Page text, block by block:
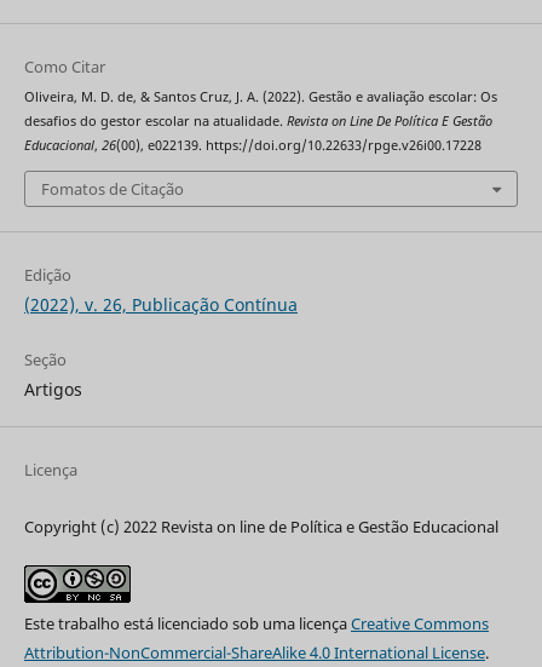
Como Citar
Oliveira, M. D. de, & Santos Cruz, J. A. (2022). Gestão e avaliação escolar: Os
desafios do gestor escolar na atualidade. Revista on Line De Política E Gestão
Educacional, 26(00), e022139. https://doi.org/10.22633/rpge.v26i00.17228
Fomatos de Citação
Edição
(2022), v. 26, Publicação Contínua
Seção
Artigos
Licença
Copyright (c) 2022 Revista on line de Política e Gestão Educacional
Este trabalho está licenciado sob uma licençaCreative Commons
Attribution-NonCommercial-ShareAlike 4.0 International License.